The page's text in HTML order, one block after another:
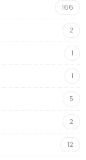
166
2
1
1
5
2
12